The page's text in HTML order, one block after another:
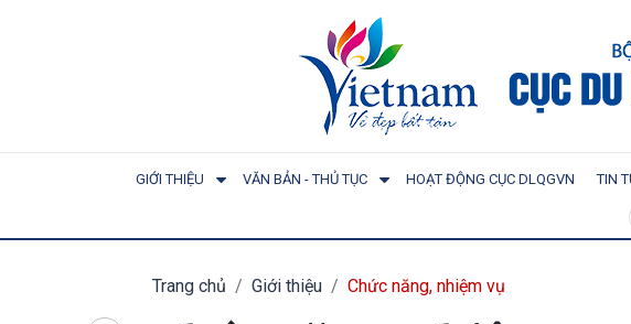
GIỚI THIỆU VĂN BẢN - THỦ TỤC HOẠT ĐỘNG CỤC DLQGVN TIN
Trang chủ Giới thiệu Chức năng, nhiệm vụ